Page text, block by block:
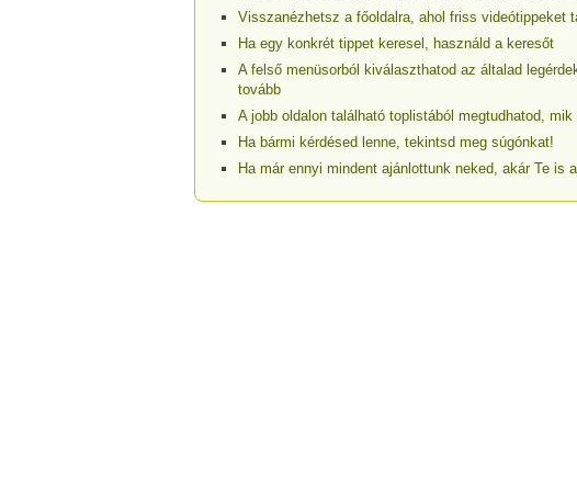
Visszanézhetsz a főoldalra, ahol friss videótippeket
Ha egy konkrét tippet keresel, használd a keresőt
A felső menüsorból kiválaszthatod az általad
tovább
A jobb oldalon található toplistából megtudhatod,
Ha bármi kérdésed lenne, tekintsd meg súgónkat!
Ha már ennyi mindent ajánlottunk neked, akár Te is